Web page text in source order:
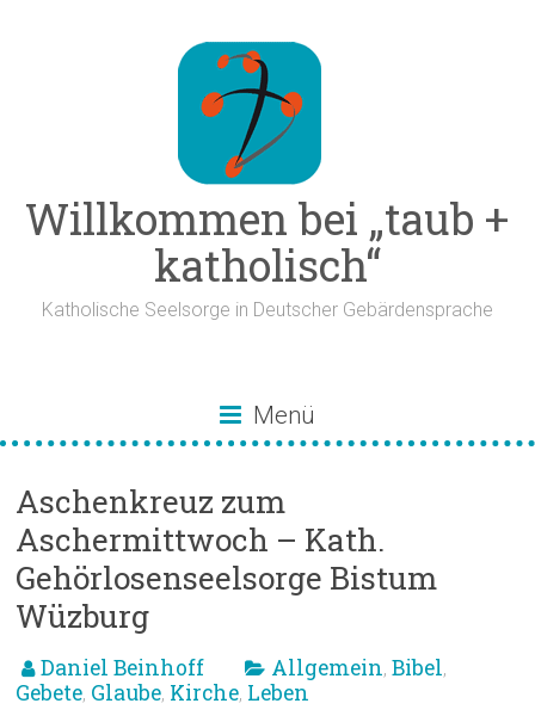
Willkommen bei „taub +
katholisch“
Katholische Seelsorge in Deutscher Gebärdensprache
Menü
Aschenkreuz zum
Aschermittwoch – Kath.
Gehörlosenseelsorge Bistum
Wüzburg
Daniel Beinhoff Allgemein,Bibel,
Gebete, Glaube, Kirche, Leben